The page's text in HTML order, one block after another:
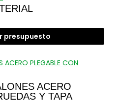
presupuesto
ACERO
Y TAPA